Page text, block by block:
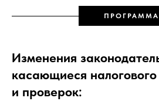
ПРОГРАММА
Изменения
касающиеся налогового
и проверок: